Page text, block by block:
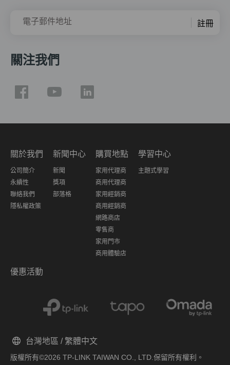
電子郵件地址 註冊
關注我們
關於我們
公司簡介
永續性
聯絡我們
隱私權政策
新聞中心
新聞
獎項
部落格
購買地點
家用代理商
商用代理商
家用經銷商
商用經銷商
網路商店
零售商
家用門市
商用體驗店
學習中心
主題式學習
優惠活動
版權所有©2026 TP-LINK TAIWAN CO., LTD.保留所有權利。
台灣地區 / 繁體中文